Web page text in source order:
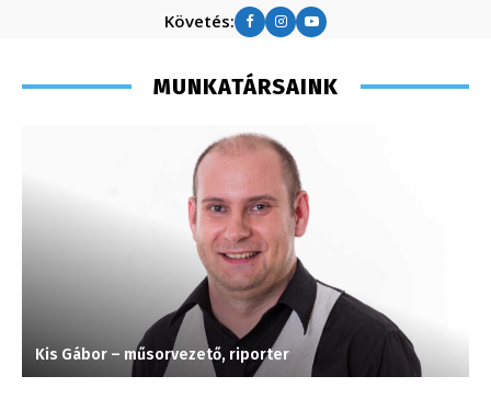
Követés:
MUNKATÁRSAINK
Kis Gábor – műsorvezető, riporter